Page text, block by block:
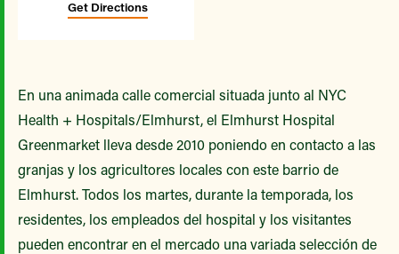
Get Directions
En una animada calle comercial situada junto al NYC
Health + Hospitals/Elmhurst, el Elmhurst Hospital
Greenmarket lleva desde 2010 poniendo en contacto a las
granjas y los agricultores locales con este barrio de
Elmhurst. Todos los martes, durante la temporada, los
residentes, los empleados del hospital y los visitantes
pueden encontrar en el mercado una variada selección de